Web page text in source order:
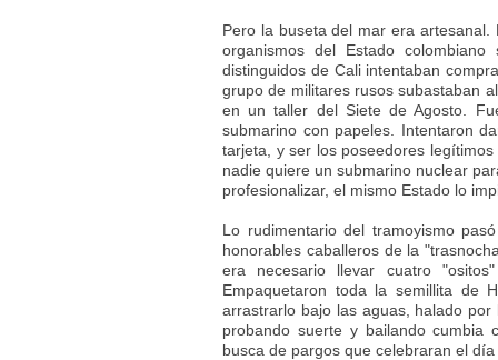
Pero la buseta del mar era
organismos del Estado
distinguidos de Cali intentaban
grupo de militares rusos subastaban
en un taller del Siete de Agosto.
submarino con papeles. Intentaron
tarjeta, y ser los poseedores
nadie quiere un submarino nuclear
profesionalizar, el mismo Estado lo
Lo rudimentario del tramoyismo
honorables caballeros de la
era necesario llevar cuatro
Empaquetaron toda la semillita de
arrastrarlo bajo las aguas, halado
probando suerte y bailando
busca de pargos que celebraran el